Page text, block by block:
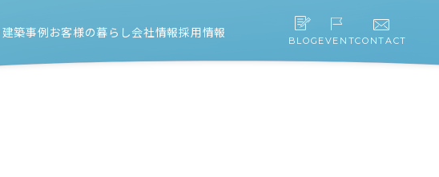
建築事例お客様の暮らし会社情報
スタッフ紹介
採用情報
BLOG EVENTCONTACT